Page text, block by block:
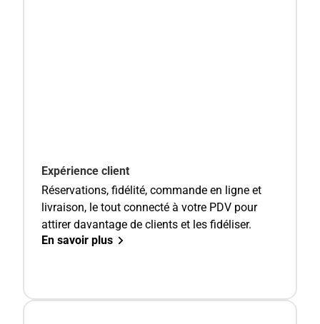
Expérience client
Réservations, fidélité, commande en ligne et
livraison, le tout connecté à votre PDV pour
attirer davantage de clients et les fidéliser.
En savoir plus